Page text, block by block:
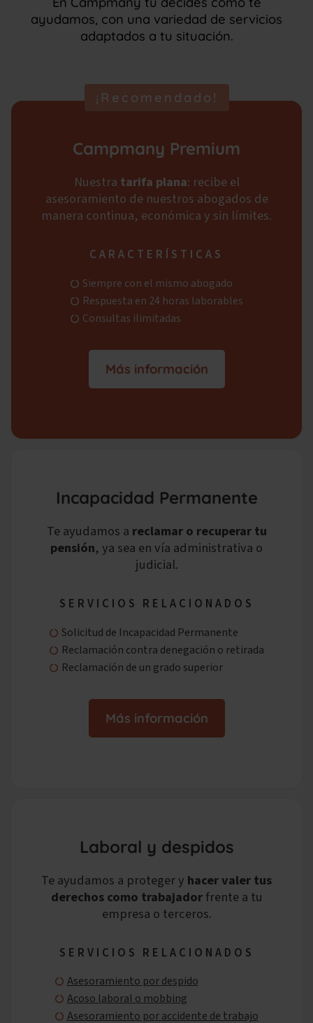
ayudamos, con una variedad de servicios
adaptados a tu situación.
Campmany Premium
Nuestra tarifa plana: recibe el
asesoramiento de nuestros abogados de
manera continua, económica y sin límites.
CARACTERÍSTICAS
Siempre con el mismo abogado
Respuesta en 24 horas laborables
Consultas ilimitadas
Más información
Incapacidad Permanente
Te ayudamos a reclamar o recuperar tu
pensión, ya sea en vía administrativa o
judicial.
SERVICIOS RELACIONADOS
Solicitud de Incapacidad Permanente
Reclamación contra denegación o retirada
Reclamación de un grado superior
Más información
Laboral y despidos
Te ayudamos a proteger y hacer valer tus
derechos como trabajadorfrente a tu
empresa o terceros.
SERVICIOS RELACIONADOS
Asesoramiento por despido
Acoso laboral o mobbing
Asesoramiento por accidente de trabajo